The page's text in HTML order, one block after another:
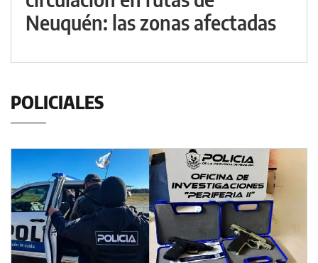
Neuquén: las zonas afectadas
POLICIALES